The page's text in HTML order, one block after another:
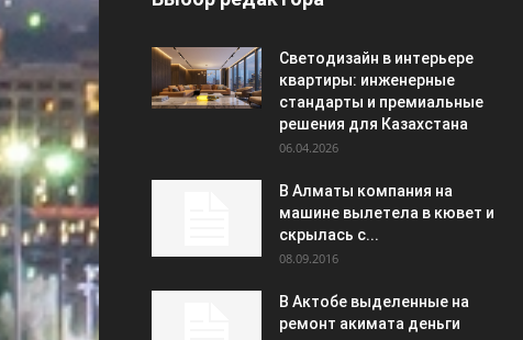
Светодизайн в интерьере
квартиры: инженерные
стандарты и премиальные
решения для Казахстана
06.04.2026
В Алматы компания на
машине вылетела в кювет и
скрылась с...
08.09.2016
В Актобе выделенные на
ремонт акимата деньги